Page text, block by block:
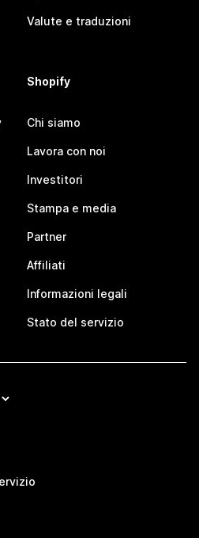
Valute e traduzioni
Shopify
Chi siamo
Lavora con noi
Investitori
Stampa e media
Partner
Affiliati
Informazioni legali
Stato del servizio